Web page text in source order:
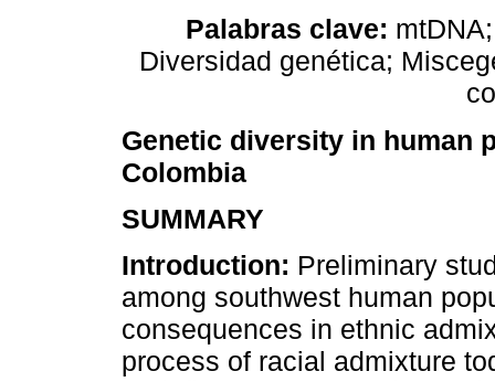
Palabras clave:
Diversidad genética;
Genetic diversity in human
Colombia
SUMMARY
Introduction: Preliminary
among southwest human
consequences in ethnic
process of racial admixture